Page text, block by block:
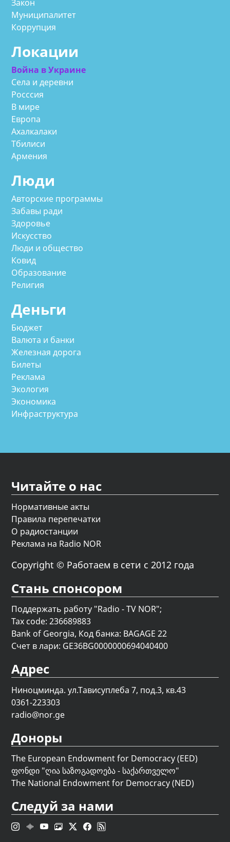
Закон
Муниципалитет
Коррупция
Локации
Война в Украине
Села и деревни
Росссия
В мире
Европа
Ахалкалаки
Тбилиси
Армения
Люди
Авторские программы
Забавы ради
Здоровье
Искусство
Люди и общество
Ковид
Образование
Религия
Деньги
Бюджет
Валюта и банки
Железная дорога
Билеты
Реклама
Экология
Экономика
Инфраструктура
Читайте о нас
Нормативные акты
Правила перепечатки
О радиостанции
Реклама на Radio NOR
Copyright © Работаем в сети с 2012 года
Стань спонсором
Поддержать работу "Radio - TV NOR";
Tax code: 236689883
Bank of Georgia, Код банка: BAGAGE 22
Счет в лари: GE36BG0000000694040400
Адрес
Ниноцминда. ул.Тависуплеба 7, под.3, кв.43
0361-223303
radio@nor.ge
Доноры
The European Endowment for Democracy (EED)
ფონდი "ღია საზოგადოება - საქართველო"
The National Endowment for Democracy (NED)
Следуй за нами